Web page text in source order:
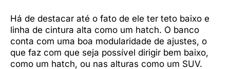
Há de destacar até o fato de ele ter teto baixo e
linha de cintura alta como um hatch. O banco
conta com uma boa modularidade de ajustes, o
que faz com que seja possível dirigir bem baixo,
como um hatch, ou nas alturas como um SUV.